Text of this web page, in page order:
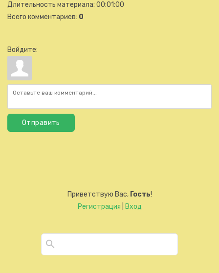
Длительность материала: 00:01:00
Всего комментариев: 0
Войдите:
Отправить
Приветствую Вас, Гость!
Регистрация
Вход